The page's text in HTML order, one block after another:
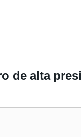
de alta